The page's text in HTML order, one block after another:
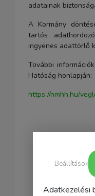
adatainak
A Kormány
tartós
ingyenes adattörlő
További
Hatóság honlapján:
https://nmhh.hu/
Adatkezelési
Beállítások